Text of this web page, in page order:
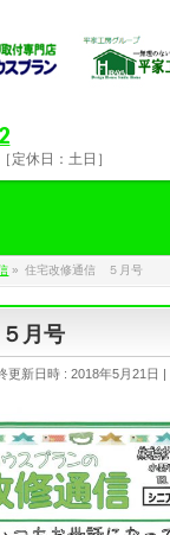
定休日：土日］
» 住宅改修通信 ５月号
月号
更新日時 : 2018年5月21日